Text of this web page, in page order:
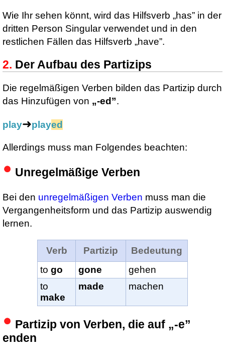
Wie Ihr sehen könnt, wird das Hilfsverb „has” in der
dritten Person Singular verwendet und in den
restlichen Fällen das Hilfsverb „have”.
Der Aufbau des Partizips
Die regelmäßigen Verben bilden das Partizip durch
das Hinzufügen von „-ed”.
play➜played
Allerdings muss man Folgendes beachten:
Unregelmäßige Verben
Bei den unregelmäßigen Verben muss man die
Vergangenheitsform und das Partizip auswendig
lernen.
Verb Partizip
Bedeutung
to go gone
gehen
to
make
made machen
Partizip von Verben, die auf „-e”
enden